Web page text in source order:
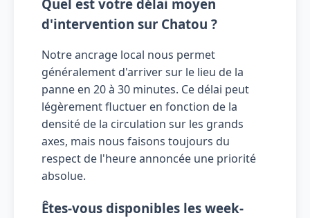
Quel est votre délai moyen
d'intervention sur Chatou ?
Notre ancrage local nous permet
généralement d'arriver sur le lieu de la
panne en 20 à 30 minutes. Ce délai peut
légèrement fluctuer en fonction de la
densité de la circulation sur les grands
axes, mais nous faisons toujours du
respect de l'heure annoncée une priorité
absolue.
Êtes-vous disponibles les week-